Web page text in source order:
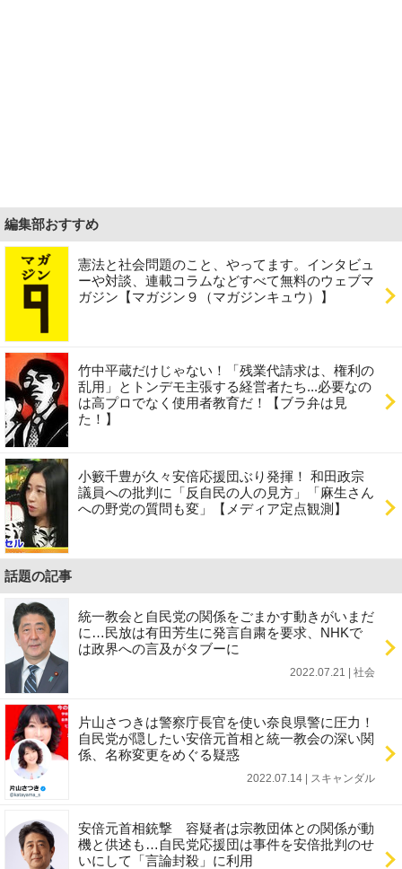
編集部おすすめ
憲法と社会問題のこと、やってます。インタビュ
ーや対談、連載コラムなどすべて無料のウェブマ
ガジン【マガジン９（マガジンキュウ）】
竹中平蔵だけじゃない！「残業代請求は、権利の
乱用」とトンデモ主張する経営者たち...必要なの
は高プロでなく使用者教育だ！【ブラ弁は見
た！】
小籔千豊が久々安倍応援団ぶり発揮！ 和田政宗
議員への批判に「反自民の人の見方」「麻生さん
への野党の質問も変」【メディア定点観測】
話題の記事
統一教会と自民党の関係をごまかす動きがいまだ
に…民放は有田芳生に発言自粛を要求、NHKで
は政界への言及がタブーに
2022.07.21 | 社会
片山さつきは警察庁長官を使い奈良県警に圧力！
自民党が隠したい安倍元首相と統一教会の深い関
係、名称変更をめぐる疑惑
2022.07.14 | スキャンダル
安倍元首相銃撃 容疑者は宗教団体との関係が動
機と供述も…自民党応援団は事件を安倍批判のせ
いにして「言論封殺」に利用